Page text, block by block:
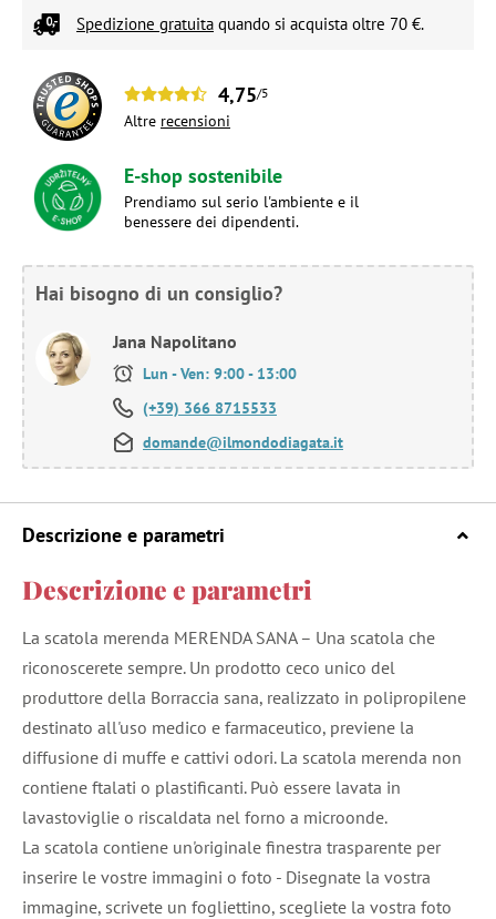
Spedizione gratuita quando si acquista oltre 70 €.
4,75/5
Altre recensioni
E-shop sostenibile
Prendiamo sul serio l'ambiente e il
benessere dei dipendenti.
Hai bisogno di un consiglio?
Jana Napolitano
Lun - Ven: 9:00 - 13:00
(+39) 366 8715533
domande@ilmondodiagata.it
Descrizione e parametri
Descrizione e parametri
La scatola merenda MERENDA SANA – Una scatola che
riconoscerete sempre. Un prodotto ceco unico del
produttore della Borraccia sana, realizzato in polipropilene
destinato all'uso medico e farmaceutico, previene la
diffusione di muffe e cattivi odori. La scatola merenda non
contiene ftalati o plastificanti. Può essere lavata in
lavastoviglie o riscaldata nel forno a microonde.
La scatola contiene un'originale finestra trasparente per
inserire le vostre immagini o foto - Disegnate la vostra
immagine, scrivete un fogliettino, scegliete la vostra foto